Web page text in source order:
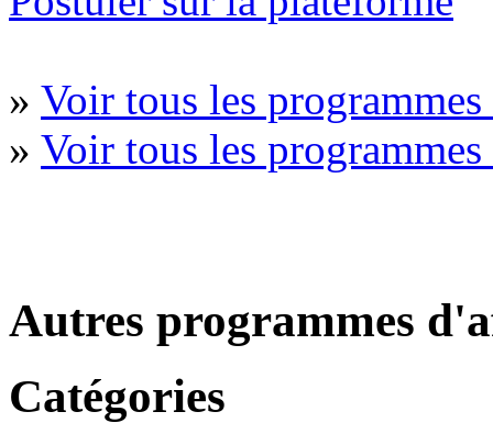
» Voir tous les
» Voir tous les
Autres programmes
Catégories